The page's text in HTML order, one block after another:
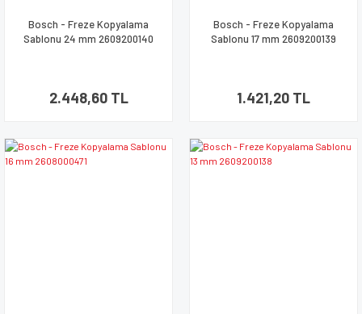
Bosch - Freze Kopyalama
Sablonu 24 mm 2609200140
2.448,60 TL
Bosch - Freze Kopyalama
Sablonu 17 mm 2609200139
1.421,20 TL